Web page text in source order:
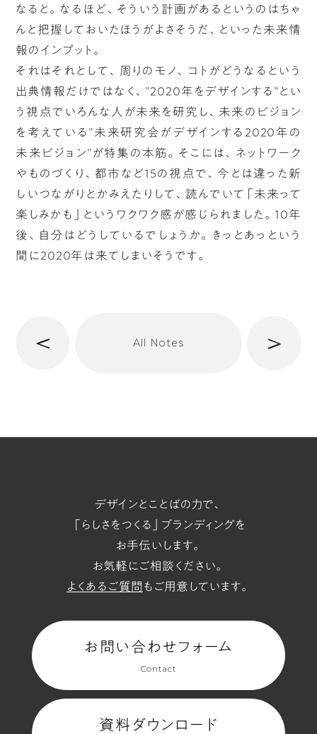
なると。なるほど、そういう計画があるというのはちゃ
んと把握しておいたほうがよさそうだ、といった未来情
報のインプット。
それはそれとして、周りのモノ、コトがどうなるという
出典情報だけではなく、”2020年をデザインする”とい
う視点でいろんな人が未来を研究し、未来のビジョン
を考えている”未来研究会がデザインする2020年の
未来ビジョン”が特集の本筋。そこには、ネットワーク
やものづくり、都市など15の視点で、今とは違った新
しいつながりとかみえたりして、読んでいて「未来って
楽しみかも」というワクワク感が感じられました。10年
後、自分はどうしているでしょうか。きっとあっという
間に2020年は来てしまいそうです。
前 All Notes 次
デザインとことばの力で、
「らしさをつくる」ブランディングを
お手伝いします。
お気軽にご相談ください。
よくあるご質問 もご用意しています。
お問い合わせフォーム
Contact
資料ダウンロード